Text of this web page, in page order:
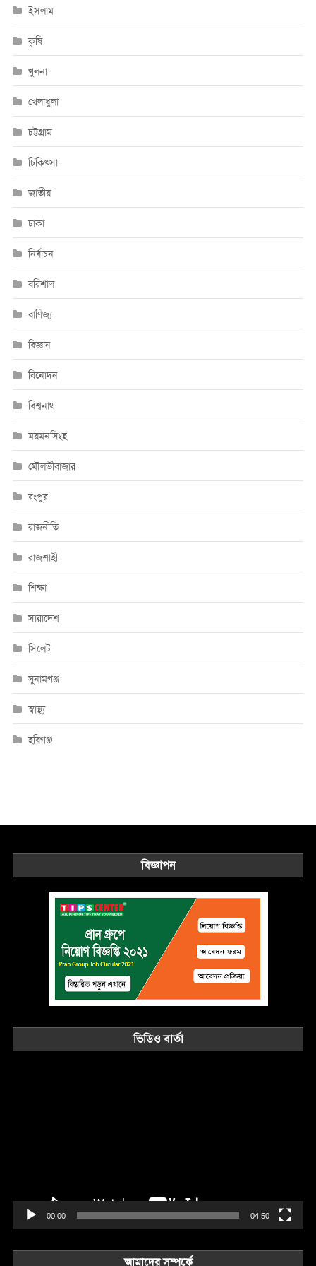
ইসলাম
কৃষি
খুলনা
খেলাধুলা
চট্টগ্রাম
চিকিৎসা
জাতীয়
ঢাকা
নির্বাচন
বরিশাল
বাণিজ্য
বিজ্ঞান
বিনোদন
বিশ্বনাথ
ময়মনসিংহ
মৌলভীবাজার
রংপুর
রাজনীতি
রাজশাহী
শিক্ষা
সারাদেশ
সিলেট
সুনামগঞ্জ
স্বাস্থ্য
হবিগঞ্জ
বিজ্ঞাপন
ভিডিও বার্তা
00:00 04:50
আমাদের সম্পর্কে